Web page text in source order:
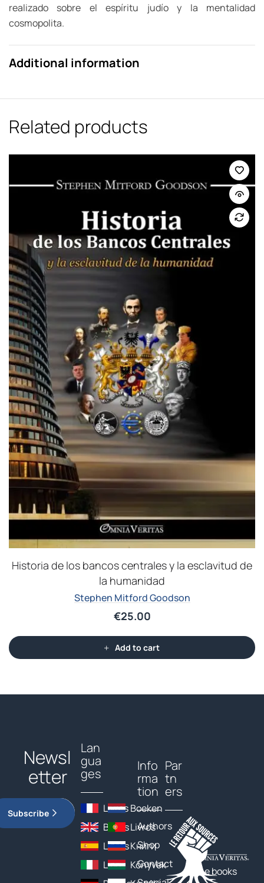
realizado sobre el espíritu judío y la mentalidad
cosmopolita.
Additional information
Related products
Historia de los bancos centrales y la esclavitud de
la humanidad
Stephen Mitford Goodson
€25.00
Add to cart
Newsl
etter
Subscribe
Lan
gua
ges
Livres
Books
Libros
Libri
Boeken
Livros
Книги
Könyvek
Info
rma
tion
Authors
Shop
Contact
Par
tn
ers
The books